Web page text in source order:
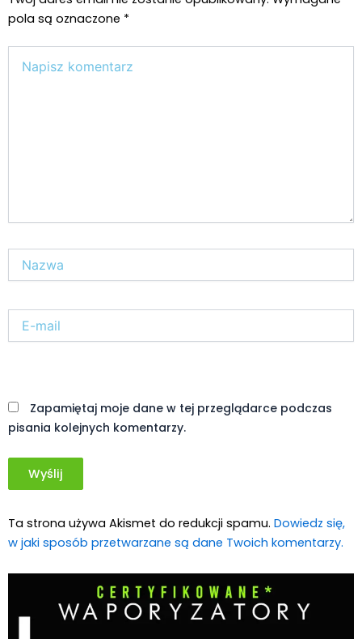
pola są oznaczone *
tutaj..
mail*
Zapamiętaj moje dane w tej przeglądarce podczas
pisania kolejnych komentarzy.
Ta strona używa Akismet do redukcji spamu. Dowiedz się,
w jaki sposób przetwarzane są dane Twoich komentarzy.